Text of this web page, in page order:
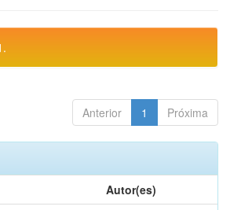
Anterior 1 Próxima
Autor(es)